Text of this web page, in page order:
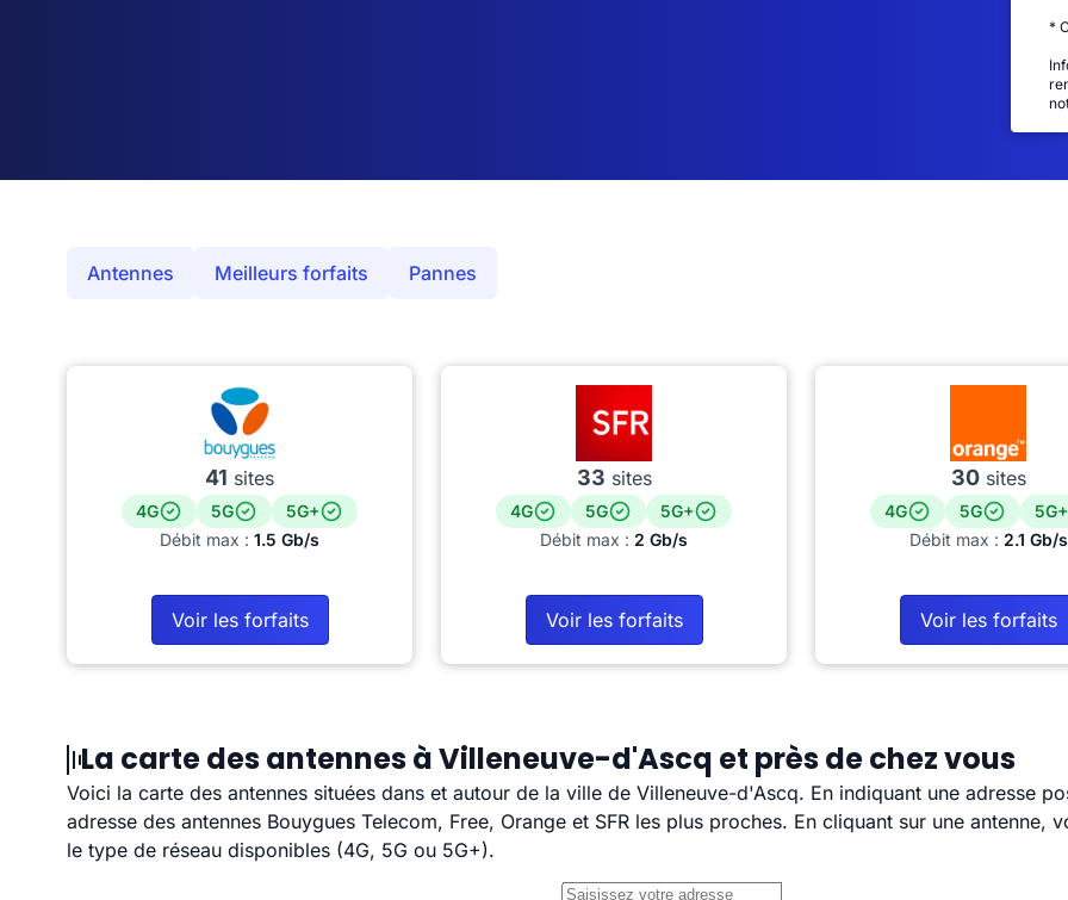
*
Antennes Meilleurs forfaits Pannes
41 sites
4G 5G
5G+
Débit max : 1.5 Gb/s
Voir les forfaits
33 sites
4G 5G
5G+
Débit max : 2 Gb/s
Voir les forfaits
30sites
4G 5G
5G+
Débit max : 2.1 Gb/s
Voir les forfaits
La carte des antennes à Villeneuve-d'Ascq et près de chez vous
Voici la carte des antennes situées dans et autour de la ville de Villeneuve-d'Ascq. En indiquant une adresse
adresse des antennes Bouygues Telecom, Free, Orange et SFR les plus proches. En cliquant sur une
le type de réseau disponibles (4G, 5G ou 5G+).